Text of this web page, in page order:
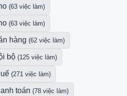
(63 việc làm)
(63 việc làm)
hàng (62 việc làm)
bộ (125 việc làm)
(271 việc làm)
toán (78 việc làm)